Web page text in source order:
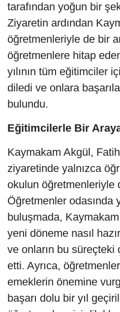
tarafından yoğun bir
Ziyaretin ardından
öğretmenleriyle de bir
öğretmenlere hitap
yılının tüm eğitimciler
diledi ve onlara
bulundu.
Eğitimcilerle Bir
Kaymakam Akgül,
ziyaretinde yalnızca
okulun öğretmenleriyle
Öğretmenler odasında
buluşmada,
yeni döneme nasıl
ve onların bu süreçteki
etti. Ayrıca,
emeklerin önemine
başarı dolu bir yıl